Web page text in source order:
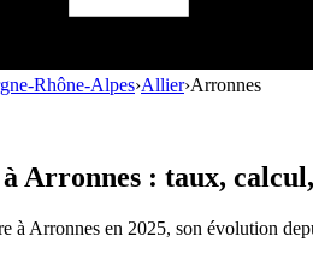
Rhône-Alpes›Allier›Arronnes
Arronnes : taux,
à Arronnes en 2025, son évolution